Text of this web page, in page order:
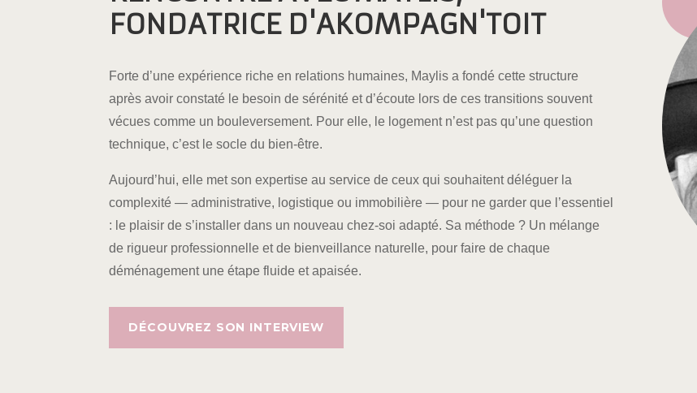
FONDATRICE D'AKOMPAGN'TOIT
Forte d’une expérience riche en relations humaines, Maylis a fondé cette structure
après avoir constaté le besoin de sérénité et d’écoute lors de ces transitions souvent
vécues comme un bouleversement. Pour elle, le logement n’est pas qu’une question
technique, c’est le socle du bien-être.
Aujourd’hui, elle met son expertise au service de ceux qui souhaitent déléguer la
complexité — administrative, logistique ou immobilière — pour ne garder que l’essentiel
: le plaisir de s’installer dans un nouveau chez-soi adapté. Sa méthode ? Un mélange
de rigueur professionnelle et de bienveillance naturelle, pour faire de chaque
déménagement une étape fluide et apaisée.
DÉCOUVREZ SON INTERVIEW